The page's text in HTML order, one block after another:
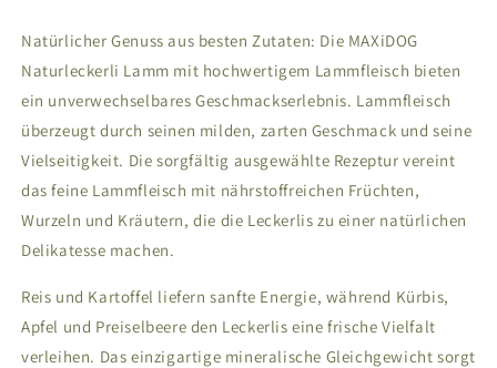
Natürlicher Genuss aus besten Zutaten: Die MAXiDOG
Naturleckerli Lamm mit hochwertigem Lammfleisch bieten
ein unverwechselbares Geschmackserlebnis. Lammfleisch
überzeugt durch seinen milden, zarten Geschmack und seine
Vielseitigkeit. Die sorgfältig ausgewählte Rezeptur vereint
das feine Lammfleisch mit nährstoffreichen Früchten,
Wurzeln und Kräutern, die die Leckerlis zu einer natürlichen
Delikatesse machen.
Reis und Kartoffel liefern sanfte Energie, während Kürbis,
Apfel und Preiselbeere den Leckerlis eine frische Vielfalt
verleihen. Das einzigartige mineralische Gleichgewicht sorgt